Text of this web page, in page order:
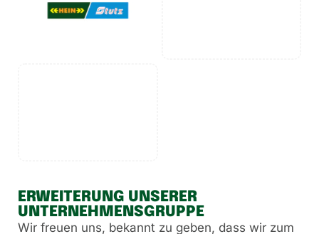
ERWEITERUNG UNSERER
UNTERNEHMENSGRUPPE
Wir freuen uns, bekannt zu geben, dass wir zum